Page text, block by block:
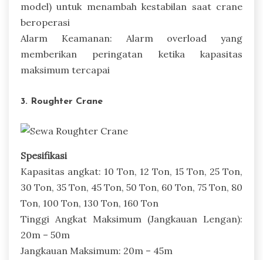
model) untuk menambah kestabilan saat crane
beroperasi
Alarm Keamanan: Alarm overload yang
memberikan peringatan ketika kapasitas
maksimum tercapai
3. Roughter Crane
Spesifikasi
Kapasitas angkat: 10 Ton, 12 Ton, 15 Ton, 25 Ton,
30 Ton, 35 Ton, 45 Ton, 50 Ton, 60 Ton, 75 Ton, 80
Ton, 100 Ton, 130 Ton, 160 Ton
Tinggi Angkat Maksimum (Jangkauan Lengan):
20m – 50m
Jangkauan Maksimum: 20m – 45m